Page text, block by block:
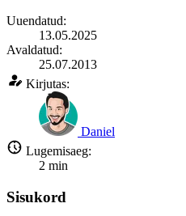
Uuendatud:
13.05.2025
Avaldatud:
25.07.2013
Kirjutas:
Daniel
Lugemisaeg:
2 min
Sisukord